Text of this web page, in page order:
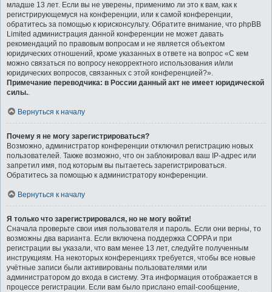
младше 13 лет. Если вы не уверены, применимо ли это к вам, как к
регистрирующемуся на конференции, или к самой конференции,
обратитесь за помощью к юрисконсульту. Обратите внимание, что phpBB
Limited администрация данной конференции не может давать
рекомендаций по правовым вопросам и не является объектом
юридических отношений, кроме указанных в ответе на вопрос «С кем
можно связаться по вопросу некорректного использования и/или
юридических вопросов, связанных с этой конференцией?».
Примечание переводчика: в России данный акт не имеет юридической
силы..
Вернуться к началу
Почему я не могу зарегистрироваться?
Возможно, администратор конференции отключил регистрацию новых
пользователей. Также возможно, что он заблокировал ваш IP-адрес или
запретил имя, под которым вы пытаетесь зарегистрироваться.
Обратитесь за помощью к администратору конференции.
Вернуться к началу
Я только что зарегистрировался, но не могу войти!
Сначала проверьте свои имя пользователя и пароль. Если они верны, то
возможны два варианта. Если включена поддержка COPPA и при
регистрации вы указали, что вам менее 13 лет, следуйте полученным
инструкциям. На некоторых конференциях требуется, чтобы все новые
учётные записи были активированы пользователями или
администратором до входа в систему. Эта информация отображается в
процессе регистрации. Если вам было прислано email-сообщение,